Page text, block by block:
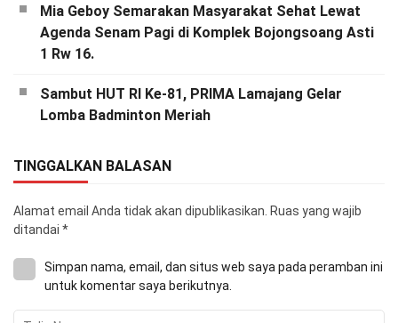
Mia Geboy Semarakan Masyarakat Sehat Lewat
Agenda Senam Pagi di Komplek Bojongsoang Asti
1 Rw 16.
Sambut HUT RI Ke-81, PRIMA Lamajang Gelar
Lomba Badminton Meriah
TINGGALKAN BALASAN
Alamat email Anda tidak akan dipublikasikan. Ruas yang wajib
ditandai *
Simpan nama, email, dan situs web saya pada peramban ini
untuk komentar saya berikutnya.